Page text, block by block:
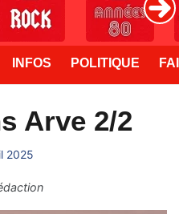
INFOS POLITIQUE
Arve 2/2
2025